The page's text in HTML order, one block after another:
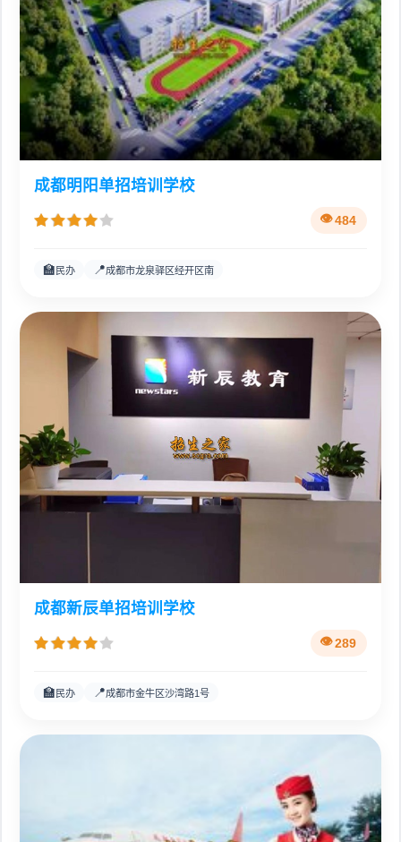
成都明阳单招培训学校
484
🏫 民办 📍成都市龙泉驿区经开区南
成都新辰单招培训学校
289
🏫 民办 📍成都市金牛区沙湾路1号